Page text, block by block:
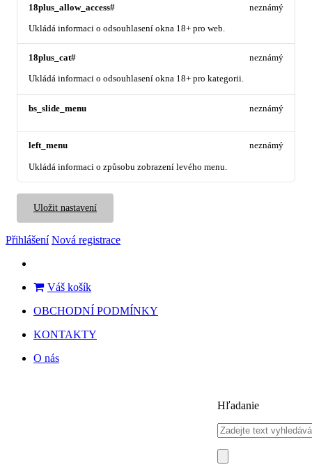
18plus_allow_access#
Ukládá informaci o odsouhlasení okna 18+ pro web.
neznámý
18plus_cat#
Ukládá informaci o odsouhlasení okna 18+ pro kategorii.
neznámý
bs_slide_menu neznámý
left_menu
Ukládá informaci o způsobu zobrazení levého menu.
neznámý
Uložit nastavení
Přihlášení Nová registrace
Váš košík
OBCHODNÍ PODMÍNKY
KONTAKTY
O nás
Hľadanie